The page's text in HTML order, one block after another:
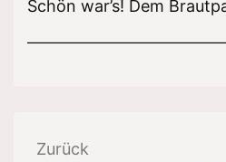
Schön war’s! Dem
Beitragsnavigation
Zurück